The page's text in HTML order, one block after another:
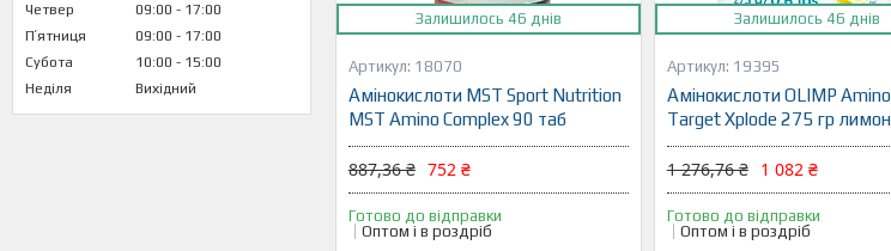
Четвер
09:00
17:00
Пʼятниця
09:00
17:00
Субота
10:00
15:00
Неділя
Вихідний
Залишилось 46 днів
18070
Амінокислоти MST Sport Nutrition
MST Amino Complex 90 таб
887,36 ₴ 752 ₴
Готово до відправки
Оптом і в роздріб
Залишилось 46 днів
19395
Амінокислоти OLIMP Amino
Target Xplode 275 гр лимон
1 276,76 ₴ 1 082 ₴
Готово до відправки
Оптом і в роздріб